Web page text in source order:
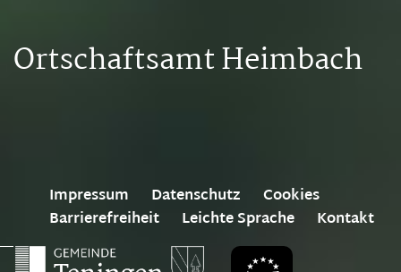
Ortschaftsamt Heimbach
Impressum Datenschutz
Cookies
Barrierefreiheit
Leichte Sprache Kontakt